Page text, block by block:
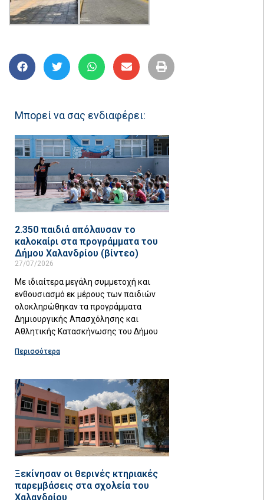
Μπορεί να σας ενδιαφέρει:
2.350 παιδιά απόλαυσαν το
καλοκαίρι στα προγράμματα του
Δήμου Χαλανδρίου (βίντεο)
27/07/2026
Με ιδιαίτερα μεγάλη συμμετοχή και
ενθουσιασμό εκ μέρους των παιδιών
ολοκληρώθηκαν τα προγράμματα
Δημιουργικής Απασχόλησης και
Αθλητικής Κατασκήνωσης του Δήμου
Περισσότερα
Ξεκίνησαν οι θερινές κτηριακές
παρεμβάσεις στα σχολεία του
Χαλανδρίου